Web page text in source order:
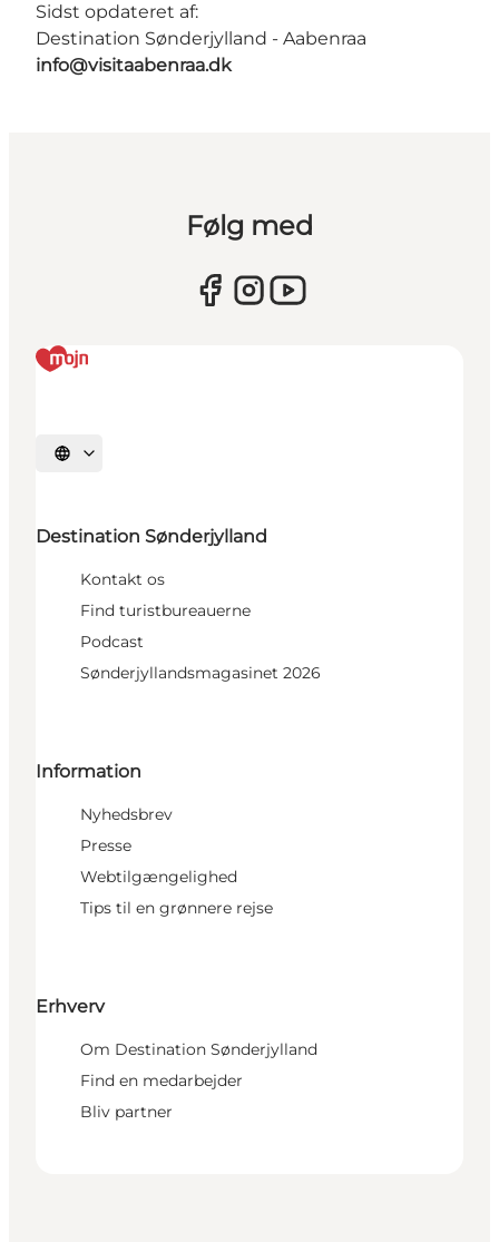
Sidst opdateret af:
Destination Sønderjylland - Aabenraa
info@visitaabenraa.dk
Følg med
Vælg sprog
Destination Sønderjylland
Kontakt os
Find turistbureauerne
Podcast
Sønderjyllandsmagasinet 2026
Information
Nyhedsbrev
Presse
Webtilgængelighed
Tips til en grønnere rejse
Erhverv
Om Destination Sønderjylland
Find en medarbejder
Bliv partner